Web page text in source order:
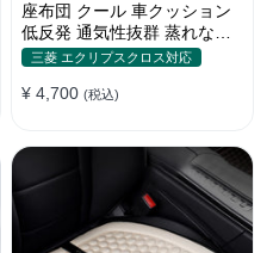
座布団 クール 車クッション
低反発 通気性抜群 蒸れない
滑り止め おすすめ
三菱 エクリプスクロス対応
¥ 4,700 (税込)